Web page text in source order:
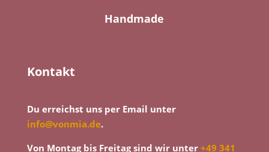
Handmade
Kontakt
Du erreichst uns per Email unter
info@vonmia.de.
Von Montag bis Freitag sind wir unter +49 341